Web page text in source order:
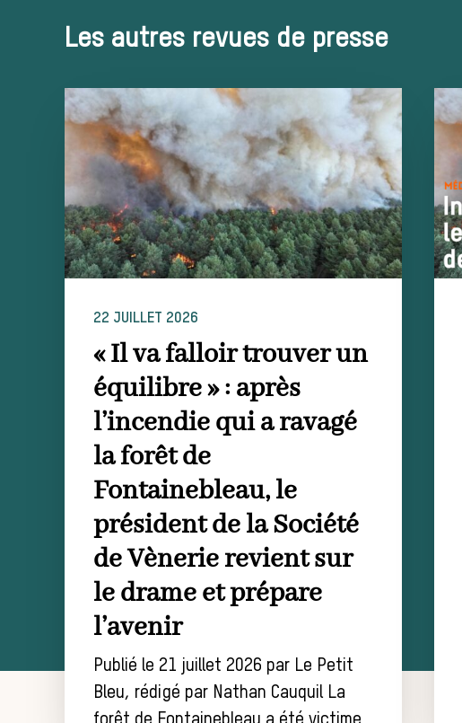
Les autres revues de presse
22 JUILLET 2026
« Il va falloir trouver un
équilibre » : après
l’incendie qui a ravagé
la forêt de
Fontainebleau, le
président de la Société
de Vènerie revient sur
le drame et prépare
l’avenir
Publié le 21 juillet 2026 par Le Petit
Bleu, rédigé par Nathan Cauquil La